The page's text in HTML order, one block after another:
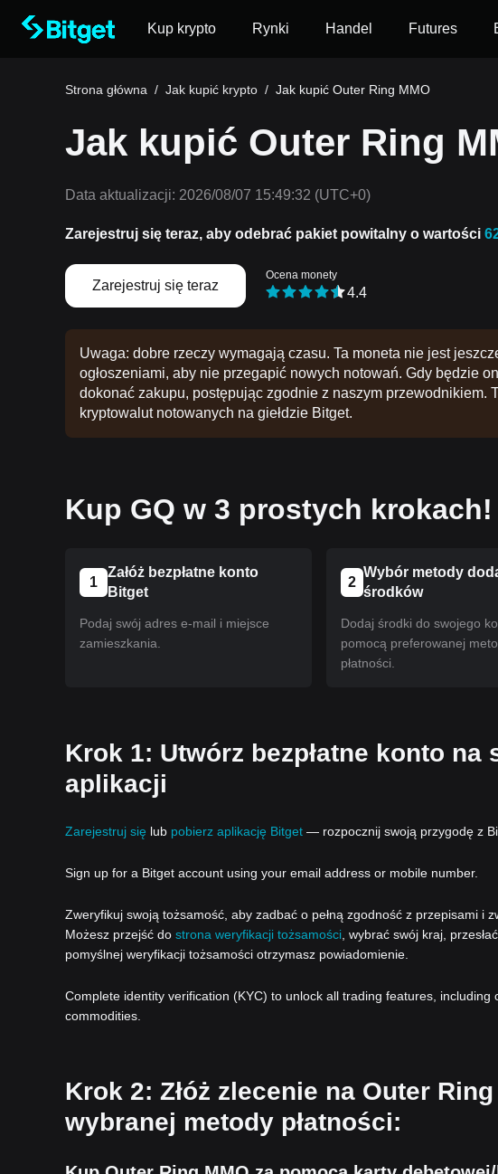
Kup krypto Rynki Handel Futures
Strona główna / Jak kupić krypto / Jak kupić Outer Ring MMO
Jak kupić Outer Ring
Data aktualizacji: 2026/08/07 15:49:32 (UTC+0)
Zarejestruj się teraz, aby odebrać pakiet powitalny o wartości
Zarejestruj się teraz
Ocena monety
4.4
Uwaga: dobre rzeczy wymagają czasu. Ta moneta nie jest
ogłoszeniami, aby nie przegapić nowych notowań. Gdy będzie
dokonać zakupu, postępując zgodnie z naszym przewodnikiem.
kryptowalut notowanych na giełdzie Bitget.
Kup GQ w 3 prostych krokach!
1
Załóż bezpłatne konto
Bitget
Podaj swój adres e-mail i miejsce
zamieszkania.
2
Wybór metody
środków
Dodaj środki do swojego
pomocą preferowanej
płatności.
Krok 1: Utwórz bezpłatne konto
aplikacji
Zarejestruj się lub pobierz aplikację Bitget — rozpocznij swoją przygodę z
Sign up for a Bitget account using your email address or mobile number.
Zweryfikuj swoją tożsamość, aby zadbać o pełną zgodność z przepisami i
Możesz przejść do strona weryfikacji tożsamości , wybrać swój kraj,
pomyślnej weryfikacji tożsamości otrzymasz powiadomienie.
Complete identity verification (KYC) to unlock all trading features,
commodities.
Krok 2: Złóż zlecenie na Outer
wybranej metody płatności: